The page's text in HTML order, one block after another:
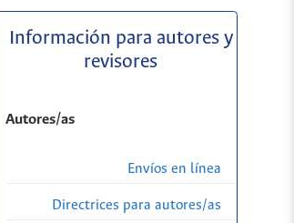
Información para autores y
revisores
Autores/as
Envíos en línea
Directrices para autores/as